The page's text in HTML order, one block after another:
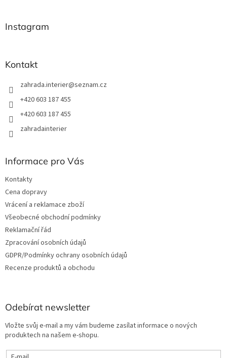
Instagram
Kontakt
zahrada.interier@seznam.cz
+420 603 187 455
+420 603 187 455
zahradainterier
Informace pro Vás
Kontakty
Cena dopravy
Vrácení a reklamace zboží
Všeobecné obchodní podmínky
Reklamační řád
Zpracování osobních údajů
GDPR/Podmínky ochrany osobních údajů
Recenze produktů a obchodu
Odebírat newsletter
Vložte svůj e-mail a my vám budeme zasílat informace o nových
produktech na našem e-shopu.